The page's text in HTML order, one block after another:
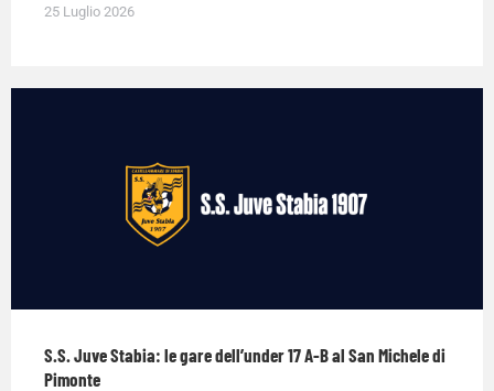
25 Luglio 2026
S.S. Juve Stabia: le gare dell’under 17 A-B al San Michele di
Pimonte